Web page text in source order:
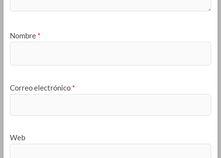
Nombre *
Correo electrónico *
Web